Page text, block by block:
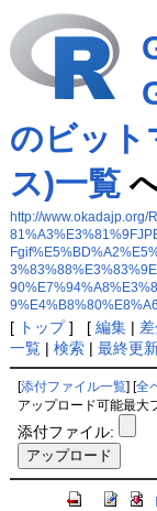
のビット
ス)一覧
http://www.okadajp.org/
[ トップ] [ 編集|
一覧| 検索| 最終更
[添付ファイル一覧 ] [全
アップロード可能最大
添付ファイル: